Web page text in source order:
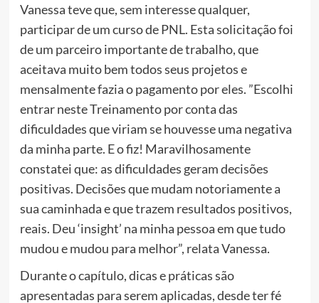
Vanessa teve que, sem interesse qualquer,
participar de um curso de PNL. Esta solicitação foi
de um parceiro importante de trabalho, que
aceitava muito bem todos seus projetos e
mensalmente fazia o pagamento por eles. ”Escolhi
entrar neste Treinamento por conta das
dificuldades que viriam se houvesse uma negativa
da minha parte. E o fiz! Maravilhosamente
constatei que: as dificuldades geram decisões
positivas. Decisões que mudam notoriamente a
sua caminhada e que trazem resultados positivos,
reais. Deu ‘insight’ na minha pessoa em que tudo
mudou e mudou para melhor”, relata Vanessa.
Durante o capítulo, dicas e práticas são
apresentadas para serem aplicadas, desde ter fé